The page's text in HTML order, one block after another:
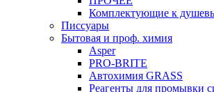
Комплектующие к
Писсуары
Бытовая и проф. химия
Asper
PRO-BRITE
Автохимия GRASS
Реагенты для промывки